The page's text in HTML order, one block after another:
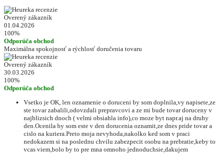
Overený zákazník
01.04.2026
100%
Odporúča obchod
Maximálna spokojnosť a rýchlosť doručenia tovaru
Overený zákazník
30.03.2026
100%
Odporúča obchod
Vsetko je OK, len oznamenie o doruceni by som doplnila,vy napisete,ze
ste tovar zabalili,odovzdali prepravcovi a ze mi bude tovar doruceny v
najblizsich dnoch ( velmi obsiahla info),co moze byt napr.aj na druhy
den.Ocenila by som este v den dorucenia oznamit,ze dnes pride tovar a
cislo na kuriera.Preto moja nevyhoda,nakolko ked som v praci
nedokazem si na poslednu chvilu zabezpecit osobu na prebratie,keby to
vcas viem,bolo by to pre mna omnoho jednoduchsie,dakujem